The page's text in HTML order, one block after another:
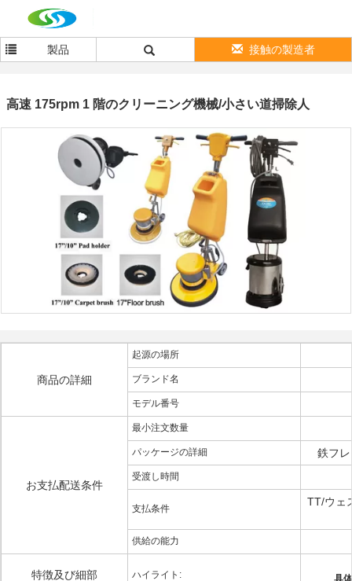
製品 接触の製造者
高速 175rpm 1 階のクリーニング機械/小さい道掃除人
商品の詳細
起源の場所
ブランド名
モデル番号
お支払配送条件
最小注文数量
パッケージの詳細 鉄フ
受渡し時間
支払条件
TT/ウェ
供給の能力
特徴及び細部 ハイライト: 具